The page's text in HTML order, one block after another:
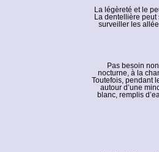
La légèreté et le
La dentellière peut
surveiller les
Pas besoin
nocturne, à la
Toutefois, pendant
autour d’une
blanc, remplis